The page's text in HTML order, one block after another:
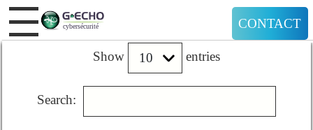
CONTACT
Show entries
Search: